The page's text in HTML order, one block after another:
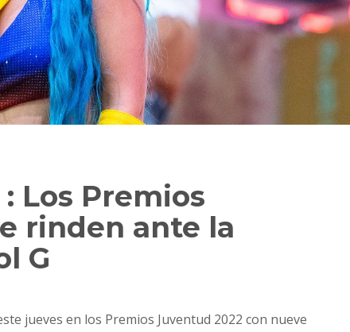
: Los Premios
rinden ante la
G
jueves en los Premios Juventud 2022 con nueve